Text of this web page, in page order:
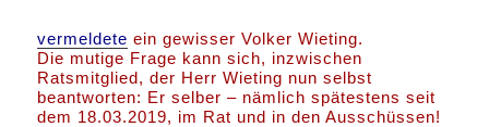
vermeldete ein gewisser Volker Wieting.
Die mutige Frage kann sich, inzwischen
Ratsmitglied, der Herr Wieting nun selbst
beantworten: Er selber – nämlich spätestens seit
dem 18.03.2019, im Rat und in den Ausschüssen!